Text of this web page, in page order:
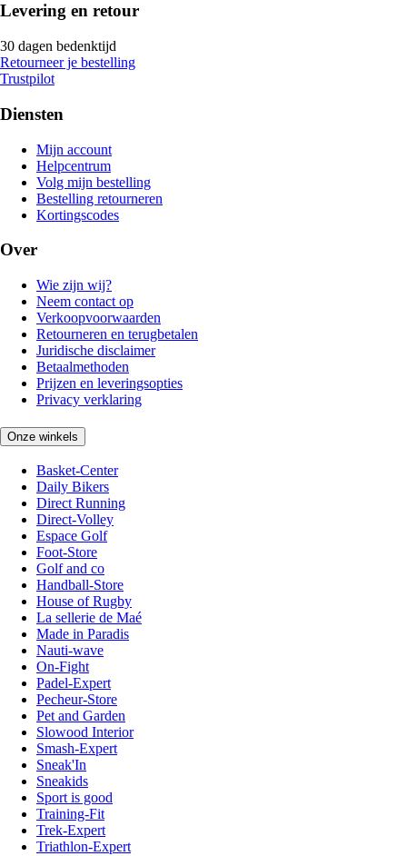
Levering en retour
30 dagen bedenktijd
Retourneer je bestelling
Trustpilot
Diensten
Mijn account
Helpcentrum
Volg mijn bestelling
Bestelling retourneren
Kortingscodes
Over
Wie zijn wij?
Neem contact op
Verkoopvoorwaarden
Retourneren en terugbetalen
Juridische disclaimer
Betaalmethoden
Prijzen en leveringsopties
Privacy verklaring
Onze winkels
Basket-Center
Daily Bikers
Direct Running
Direct-Volley
Espace Golf
Foot-Store
Golf and co
Handball-Store
House of Rugby
La sellerie de Maé
Made in Paradis
Nauti-wave
On-Fight
Padel-Expert
Pecheur-Store
Pet and Garden
Slowood Interior
Smash-Expert
Sneak'In
Sneakids
Sport is good
Training-Fit
Trek-Expert
Triathlon-Expert